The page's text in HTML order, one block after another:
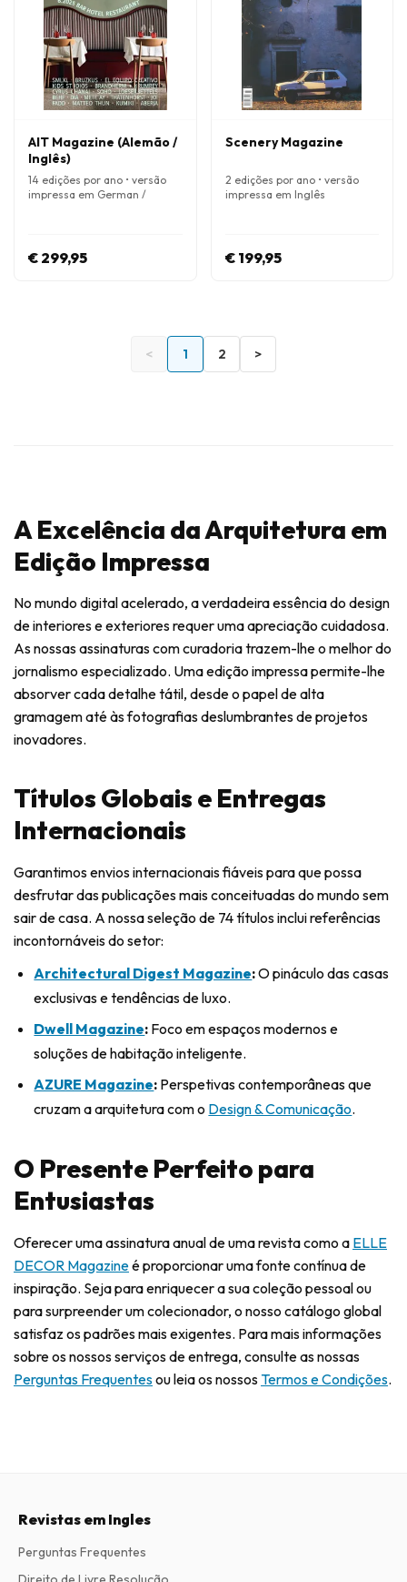
AIT Magazine (Alemão /
Inglês)
14 edições por ano • versão
impressa em German /
€ 299,95
Scenery Magazine
2 edições por ano • versão
impressa em Inglês
€ 199,95
< 1 2 >
A Excelência da Arquitetura em
Edição Impressa
No mundo digital acelerado, a verdadeira essência do design
de interiores e exteriores requer uma apreciação cuidadosa.
As nossas assinaturas com curadoria trazem-lhe o melhor do
jornalismo especializado. Uma edição impressa permite-lhe
absorver cada detalhe tátil, desde o papel de alta
gramagem até às fotografias deslumbrantes de projetos
inovadores.
Títulos Globais e Entregas
Internacionais
Garantimos envios internacionais fiáveis para que possa
desfrutar das publicações mais conceituadas do mundo sem
sair de casa. A nossa seleção de 74 títulos inclui referências
incontornáveis do setor:
Architectural Digest Magazine:O pináculo das casas
exclusivas e tendências de luxo.
Dwell Magazine: Foco em espaços modernos e
soluções de habitação inteligente.
AZURE Magazine: Perspetivas contemporâneas que
cruzam a arquitetura com o Design & Comunicação.
O Presente Perfeito para
Entusiastas
Oferecer uma assinatura anual de uma revista como a ELLE
DECOR Magazineé proporcionar uma fonte contínua de
inspiração. Seja para enriquecer a sua coleção pessoal ou
para surpreender um colecionador, o nosso catálogo global
satisfaz os padrões mais exigentes. Para mais informações
sobre os nossos serviços de entrega, consulte as nossas
Perguntas Frequentesou leia os nossosTermos e Condições.
Revistas em Ingles
Perguntas Frequentes